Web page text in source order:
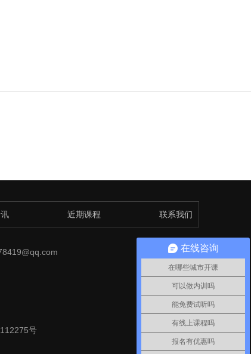
近期课程 联系我们
号
在线咨询
在哪些城市开课
可以做内训吗
能免费试听吗
有线上课程吗
报名有优惠吗